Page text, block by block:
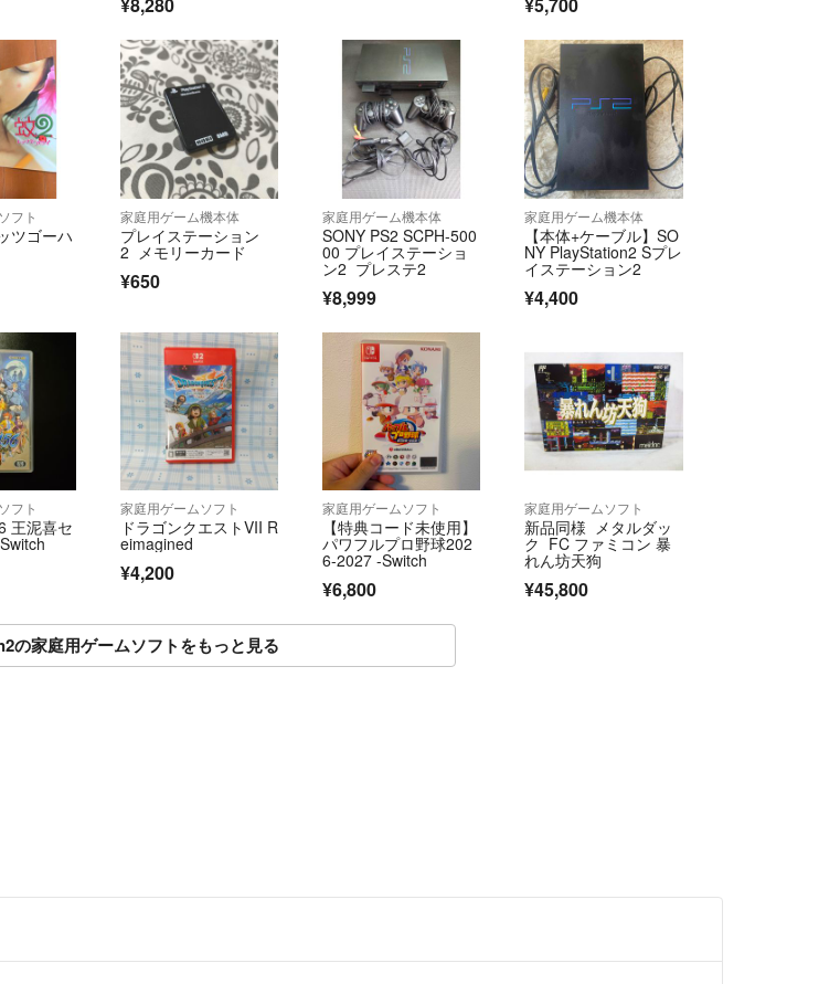
¥8,280 ¥5,700
フト
ツゴーハ
家庭用ゲーム機本体
プレイステーション
2 メモリーカード
¥650
家庭用ゲーム機本体
SONY PS2 SCPH-500
00 プレイステーショ
ン2 プレステ2
¥8,999
家庭用ゲーム機本体
【本体+ケーブル】SO
NY PlayStation2 Sプレ
イステーション2
¥4,400
フト
王泥喜セ
家庭用ゲームソフト
ドラゴンクエストVII R
eimagined
¥4,200
家庭用ゲームソフト
【特典コード未使用】
パワフルプロ野球202
6-2027 -Switch
¥6,800
家庭用ゲームソフト
新品同様 メタルダッ
ク FC ファミコン 暴
れん坊天狗
¥45,800
の家庭用ゲームソフトをもっと見る